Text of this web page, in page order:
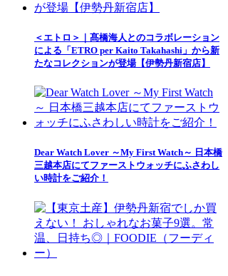
＜エトロ＞｜髙橋海人とのコラボレーション
による「ETRO per Kaito Takahashi」から新
たなコレクションが登場【伊勢丹新宿店】
Dear Watch Lover ～My First Watch～ 日本橋
三越本店にてファーストウォッチにふさわし
い時計をご紹介！